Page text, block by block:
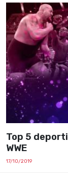
Top 5
WWE
17/10/2019